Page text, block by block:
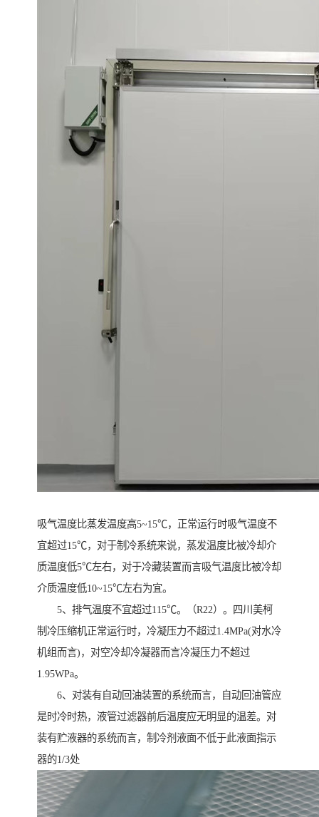
吸气温度比蒸发温度高5~15℃，正常运行时吸气温度不
宜超过15℃，对于制冷系统来说，蒸发温度比被冷却介
质温度低5℃左右，对于冷藏装置而言吸气温度比被冷却
介质温度低10~15℃左右为宜。
5、排气温度不宜超过115℃。（R22）。四川美柯
制冷压缩机正常运行时，冷凝压力不超过1.4MPa(对水冷
机组而言)，对空冷却冷凝器而言冷凝压力不超过
1.95WPa。
6、对装有自动回油装置的系统而言，自动回油管应
是时冷时热，液管过滤器前后温度应无明显的温差。对
装有贮液器的系统而言，制冷剂液面不低于此液面指示
器的1/3处